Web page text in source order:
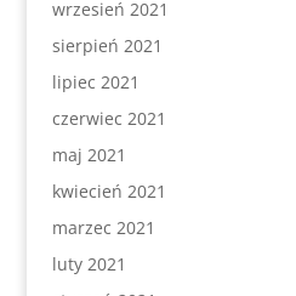
wrzesień 2021
sierpień 2021
lipiec 2021
czerwiec 2021
maj 2021
kwiecień 2021
marzec 2021
luty 2021